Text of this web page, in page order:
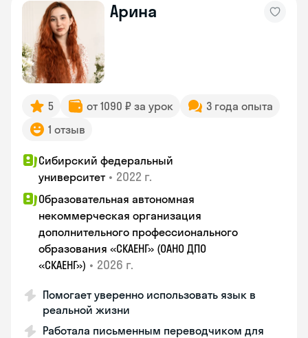
Арина
5 от 1090 ₽ за урок
3 года опыта
1 отзыв
Сибирский федеральный
университет • 2022 г.
Образовательная автономная
некоммерческая организация
дополнительного профессионального
образования «СКАЕНГ» (ОАНО ДПО
«СКАЕНГ») • 2026 г.
Помогает уверенно использовать язык в
реальной жизни
Работала письменным переводчиком для